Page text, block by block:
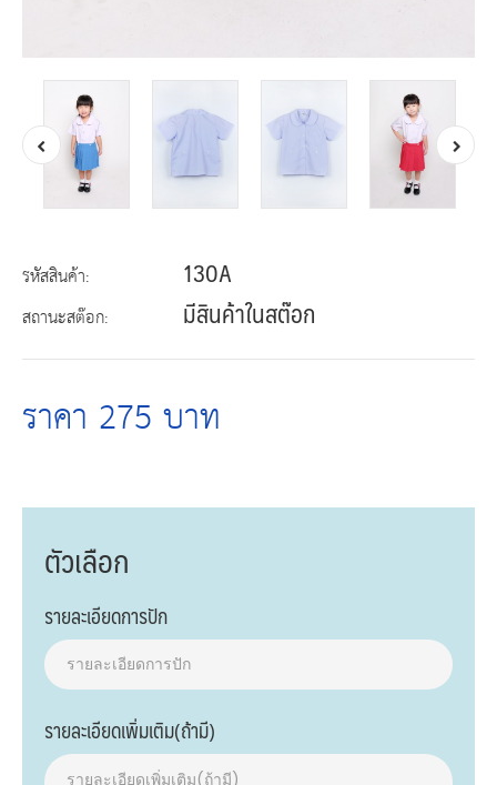
รหัสสินค้า: 130A
สถานะสต๊อก: มีสินค้าในสต๊อก
ราคา 275 บาท
ตัวเลือก
รายละเอียดการปัก
รายละเอียดเพิ่มเติม(ถ้ามี)